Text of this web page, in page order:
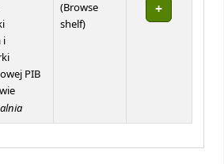
i
PIB
(Browse
shelf(Opens below)
)